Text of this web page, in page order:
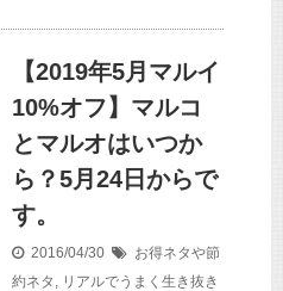
【2019年5月マルイ
10%オフ】マルコ
とマルオはいつか
ら？5月24日からで
す。
2016/04/30
お得ネタや節
約ネタ , リアルでうまく生き抜き